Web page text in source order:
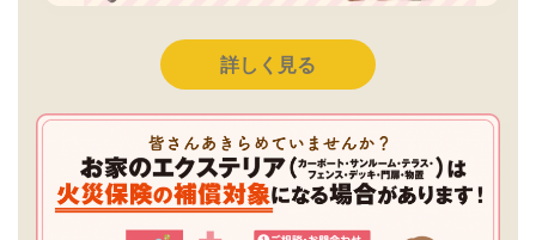
詳しく見る